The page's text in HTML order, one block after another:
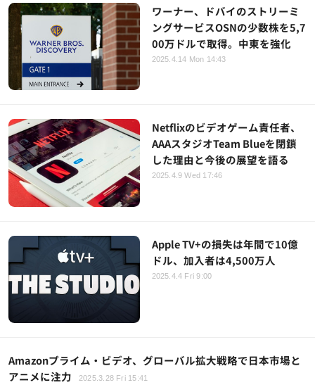
ワーナー、ドバイのストリーミ
ングサービスOSNの少数株を5,7
00万ドルで取得。中東を強化
2025.4.14 Mon 14:43
Netflixのビデオゲーム責任者、
AAAスタジオTeam Blueを閉鎖
した理由と今後の展望を語る
2025.4.9 Wed 17:46
Apple TV+の損失は年間で10億
ドル、加入者は4,500万人
2025.4.4 Fri 9:00
Amazonプライム・ビデオ、グローバル拡大戦略で日本市場と
アニメに注力
2025.3.28 Fri 15:41